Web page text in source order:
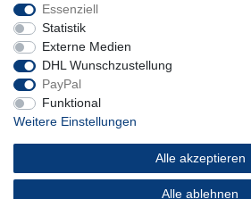
Essenziell
Statistik
Externe Medien
DHL Wunschzustellung
PayPal
Funktional
Weitere Einstellungen
Alle akzeptieren
Alle ablehnen